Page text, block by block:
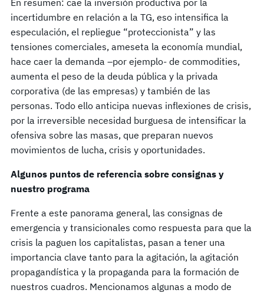
incertidumbre en relación a la TG, eso intensifica la
especulación, el repliegue “proteccionista” y las
tensiones comerciales, ameseta la economía mundial,
hace caer la demanda –por ejemplo- de commodities,
aumenta el peso de la deuda pública y la privada
corporativa (de las empresas) y también de las
personas. Todo ello anticipa nuevas inflexiones de crisis,
por la irreversible necesidad burguesa de intensificar la
ofensiva sobre las masas, que preparan nuevos
movimientos de lucha, crisis y oportunidades.
Algunos puntos de referencia sobre consignas y
nuestro programa
Frente a este panorama general, las consignas de
emergencia y transicionales como respuesta para que la
crisis la paguen los capitalistas, pasan a tener una
importancia clave tanto para la agitación, la agitación
propagandística y la propaganda para la formación de
nuestros cuadros. Mencionamos algunas a modo de